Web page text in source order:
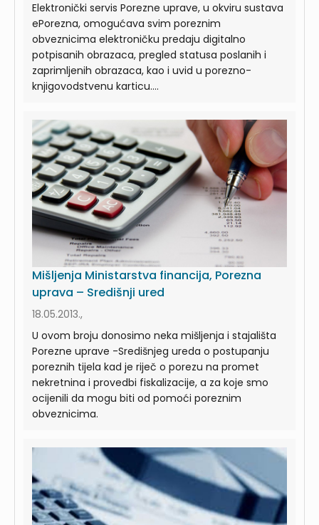
Elektronički servis Porezne uprave, u okviru sustava
ePorezna, omogućava svim poreznim
obveznicima elektroničku predaju digitalno
potpisanih obrazaca, pregled statusa poslanih i
zaprimljenih obrazaca, kao i uvid u porezno-
knjigovodstvenu karticu....
Mišljenja Ministarstva financija, Porezna
uprava – Središnji ured
18.05.2013.,
U ovom broju donosimo neka mišljenja i stajališta
Porezne uprave -Središnjeg ureda o postupanju
poreznih tijela kad je riječ o porezu na promet
nekretnina i provedbi fiskalizacije, a za koje smo
ocijenili da mogu biti od pomoći poreznim
obveznicima.